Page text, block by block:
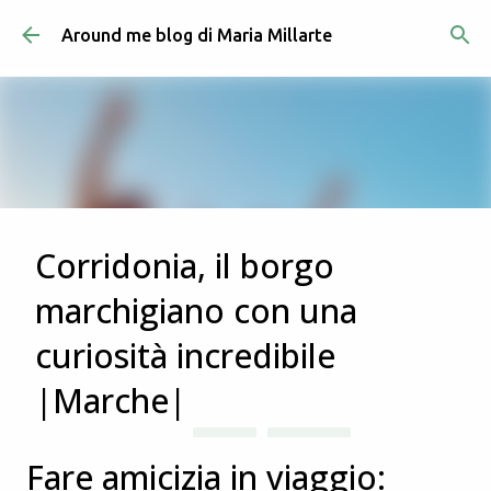
Passa ai contenuti principali
Around me blog di Maria Millarte
Corridonia, il borgo
marchigiano con una
curiosità incredibile
|Marche|
Corridonia è uno dei borghi del maceratese che mi ero
Fare amicizia in viaggio: